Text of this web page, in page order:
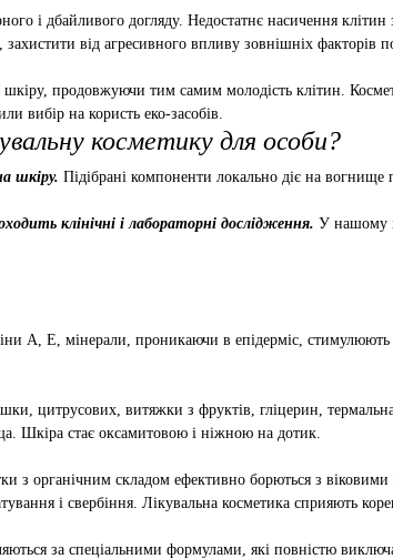
і дбайливого догляду. Недостатнє насичення
захистити від агресивного впливу зовнішніх факторів
продовжуючи тим самим молодість клітин.
вибір на користь еко-засобів.
косметику для особи?
шкіру. Підібрані компоненти локально діє на вогнище
клінічні і лабораторні дослідження. У нашому
А, Е, мінерали, проникаючи в епідерміс,
цитрусових, витяжки з фруктів, гліцерин,
Шкіра стає оксамитовою і ніжною на дотик.
з органічним складом ефективно борються з
і свербіння. Лікувальна косметика сприяють
за спеціальними формулами, які повністю